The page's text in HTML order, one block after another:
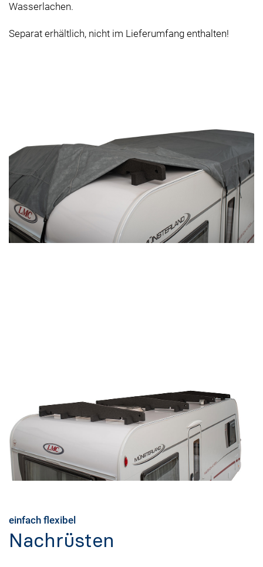
Wasserlachen.
Separat erhältlich, nicht im Lieferumfang enthalten!
einfach flexibel
Nachrüsten